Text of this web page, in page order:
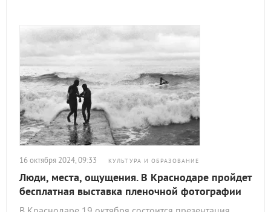
16 октября 2024, 09:33 КУЛЬТУРА И ОБРАЗОВАНИЕ
Люди, места, ощущения. В Краснодаре пройдет
бесплатная выставка пленочной фотографии